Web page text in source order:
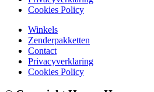
Cookies Policy
Winkels
Zenderpakketten
Contact
Privacyverklaring
Cookies Policy